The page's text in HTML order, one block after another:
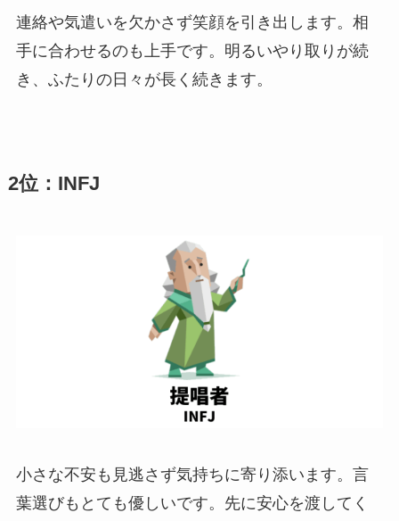
連絡や気遣いを欠かさず笑顔を引き出します。相
手に合わせるのも上手です。明るいやり取りが続
き、ふたりの日々が長く続きます。
2位：INFJ
小さな不安も見逃さず気持ちに寄り添います。言
葉選びもとても優しいです。先に安心を渡してく